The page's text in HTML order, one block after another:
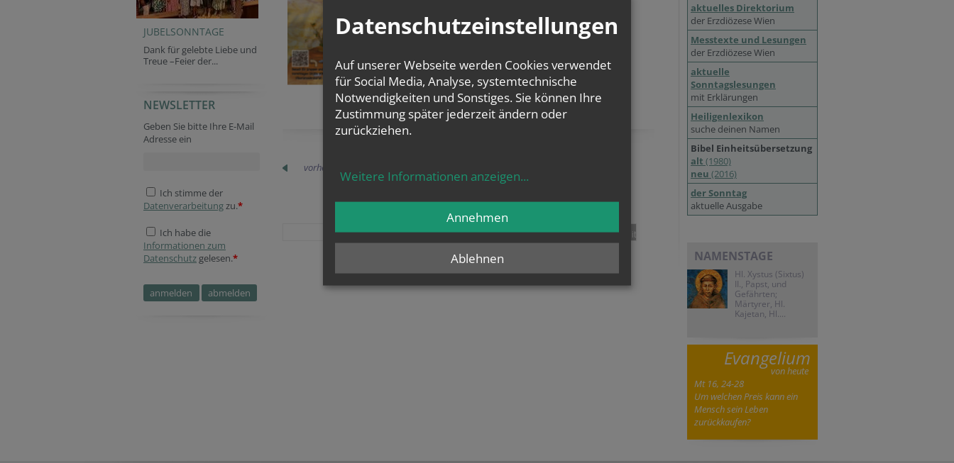
JUBELSONNTAGE
Dank für gelebte Liebe und
Treue –Feier der...
NEWSLETTER
Geben Sie bitte Ihre E-Mail
Adresse ein
Ich stimme der
Datenverarbeitungzu.*
Ich habe die
Informationen zum
Datenschutz gelesen.*
vorherige
teilen tweet pin it
aktuelles Direktorium
der Erzdiözese Wien
Messtexte und Lesungen
der Erzdiözese Wien
aktuelle
Sonntagslesungen
mit Erklärungen
Heiligenlexikon
suche deinen Namen
Bibel Einheitsübersetzung
alt (1980)
neu (2016)
der Sonntag
aktuelle Ausgabe
NAMENSTAGE
Hl. Xystus (Sixtus)
II., Papst, und
Gefährten;
Märtyrer, Hl.
Kajetan, Hl....
Evangelium
von heute
Mt 16, 24-28
Um welchen Preis kann ein
Mensch sein Leben
zurückkaufen?
Datenschutzeinstellungen
Auf unserer Webseite werden Cookies verwendet
für Social Media, Analyse, systemtechnische
Notwendigkeiten und Sonstiges. Sie können Ihre
Zustimmung später jederzeit ändern oder
zurückziehen.
Weitere Informationen anzeigen...
Ablehnen
Annehmen